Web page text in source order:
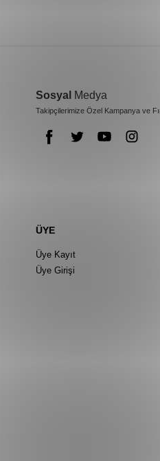
Sosyal Medya
Takipçilerimize Özel Kampanya ve
ÜYE
Üye Kayıt
Üye Girişi